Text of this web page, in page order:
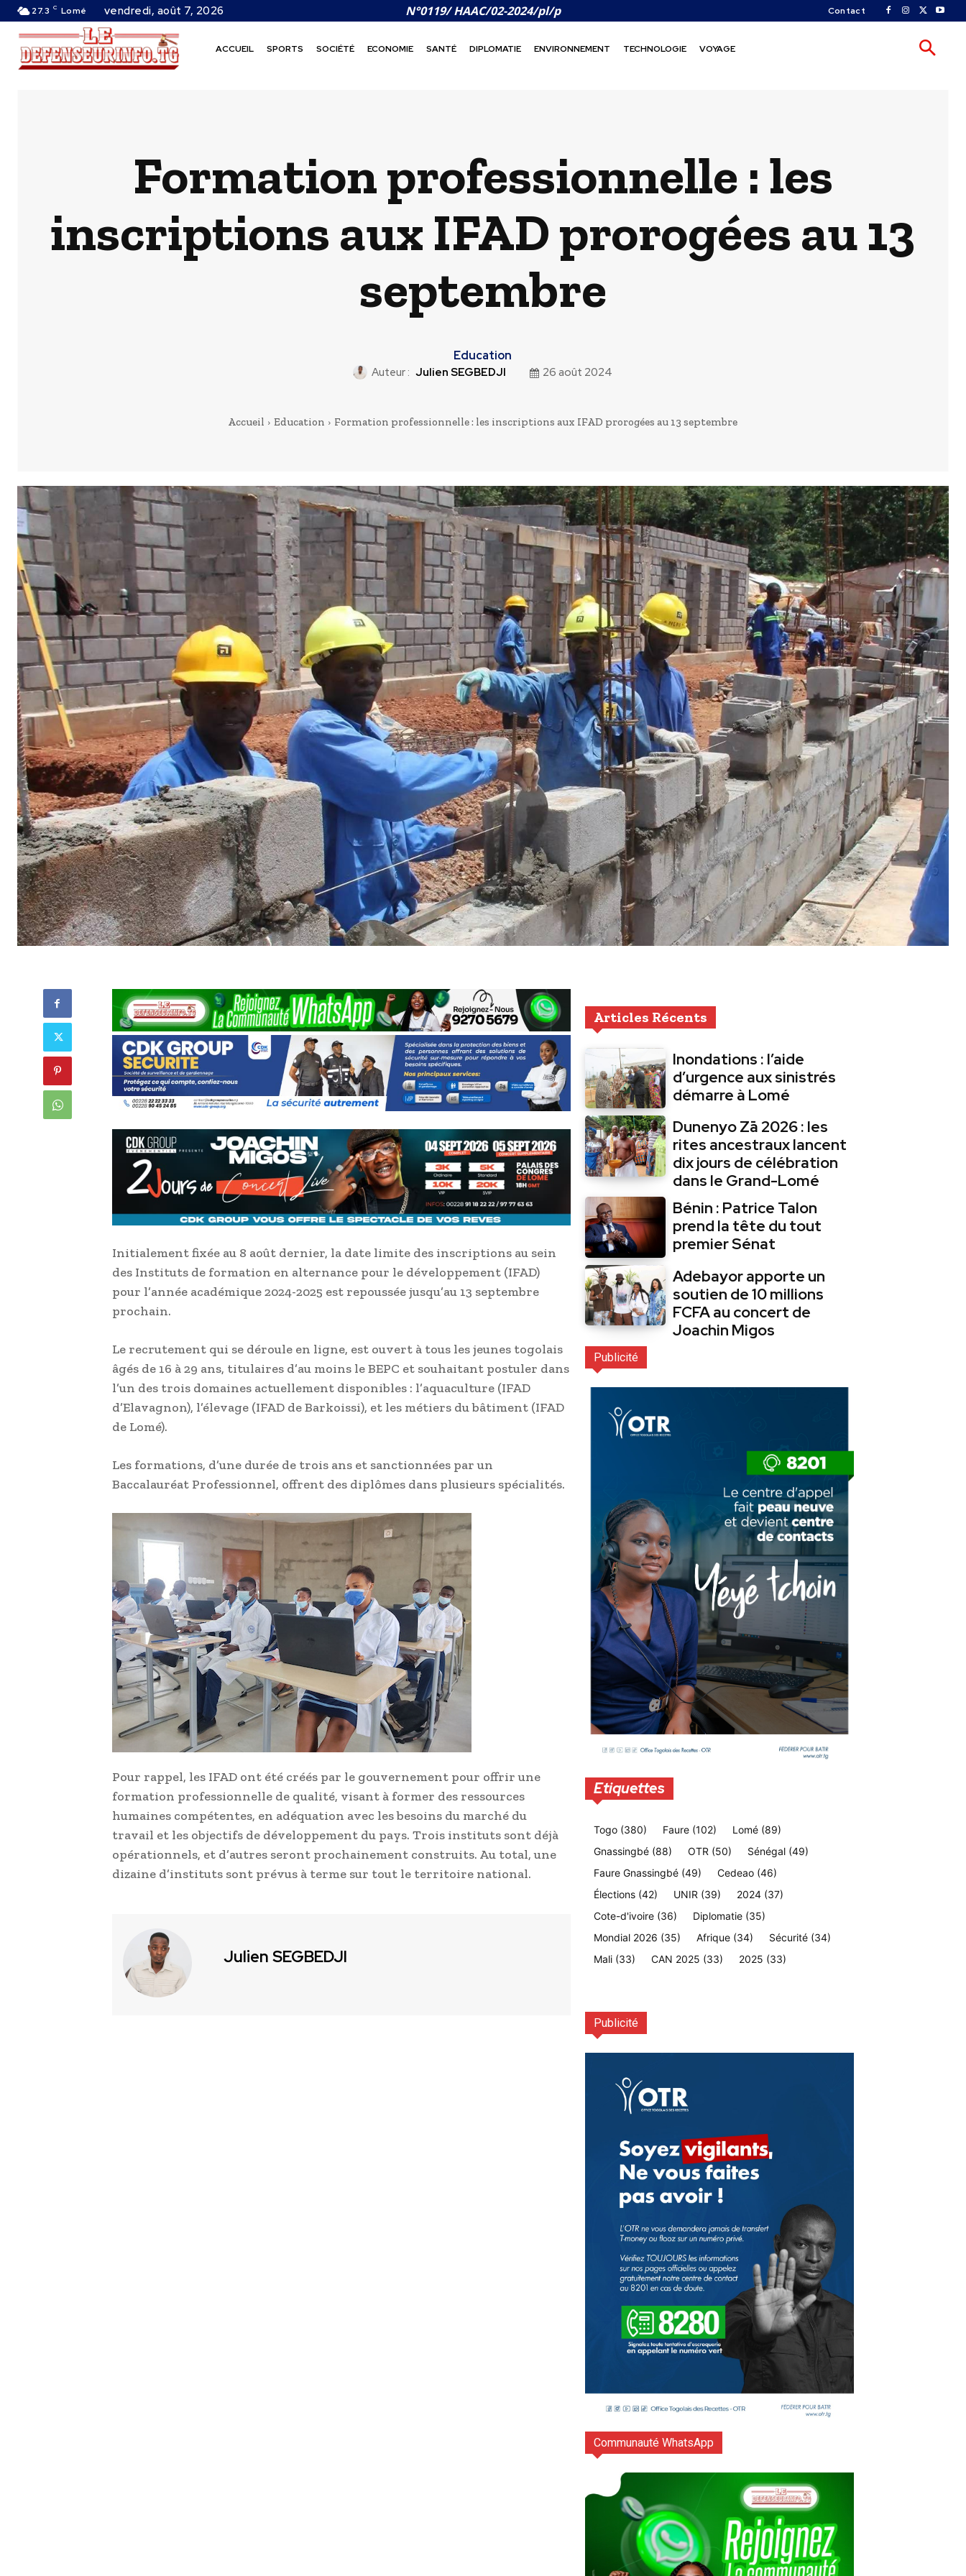
27.3 C Lomé vendredi, août 7, 2026 N°0119/ HAAC/02-2024/pl/p Contact
ACCUEIL SPORTS SOCIÉTÉ ECONOMIE SANTÉ DIPLOMATIE ENVIRONNEMENT TECHNOLOGIE VOYAGE
Formation professionnelle : les
inscriptions aux IFAD prorogées au 13
septembre
Education
Auteur : Julien SEGBEDJI 26 août 2024
Accueil Education Formation professionnelle : les inscriptions aux IFAD prorogées au 13 septembre
Initialement fixée au 8 août dernier, la date limite des inscriptions au sein
des Instituts de formation en alternance pour le développement (IFAD)
pour l’année académique 2024-2025 est repoussée jusqu’au 13 septembre
prochain.
Le recrutement qui se déroule en ligne, est ouvert à tous les jeunes togolais
âgés de 16 à 29 ans, titulaires d’au moins le BEPC et souhaitant postuler dans
l’un des trois domaines actuellement disponibles : l’aquaculture (IFAD
d’Elavagnon), l’élevage (IFAD de Barkoissi), et les métiers du bâtiment (IFAD
de Lomé).
Les formations, d’une durée de trois ans et sanctionnées par un
Baccalauréat Professionnel, offrent des diplômes dans plusieurs spécialités.
Pour rappel, les IFAD ont été créés par le gouvernement pour offrir une
formation professionnelle de qualité, visant à former des ressources
humaines compétentes, en adéquation avec les besoins du marché du
travail et les objectifs de développement du pays. Trois instituts sont déjà
opérationnels, et d’autres seront prochainement construits. Au total, une
dizaine d’instituts sont prévus à terme sur tout le territoire national.
Julien SEGBEDJI
Articles Récents
Inondations : l’aide
d’urgence aux sinistrés
démarre à Lomé
Dunenyo Zā 2026 : les
rites ancestraux lancent
dix jours de célébration
dans le Grand-Lomé
Bénin : Patrice Talon
prend la tête du tout
premier Sénat
Adebayor apporte un
soutien de 10 millions
FCFA au concert de
Joachin Migos
Publicité
Etiquettes
Togo (380) Faure (102) Lomé (89)
Gnassingbé (88) OTR (50) Sénégal (49)
Faure Gnassingbé (49) Cedeao (46)
Élections (42) UNIR (39) 2024 (37)
Cote-d'ivoire (36) Diplomatie (35)
Mondial 2026 (35) Afrique (34) Sécurité (34)
Mali (33) CAN 2025 (33) 2025 (33)
Publicité
Communauté WhatsApp